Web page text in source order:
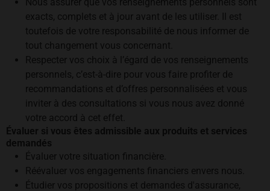
exacts, complets et à jour avant de les utiliser. Il est
toutefois de votre responsabilité de nous informer de
tout changement vous concernant.
Respecter vos choix à l’égard de vos renseignements
personnels, c’est-à-dire pour vous faire profiter de
recommandations et d’offres personnalisées et vous
inviter à des consultations si vous nous avez donné
votre accord à cet effet.
Évaluer si vous êtes admissible aux produits et services
demandés
Évaluer votre situation financière.
Réévaluer vos engagements financiers envers nous.
Étudier vos propositions et demandes d'assurance,